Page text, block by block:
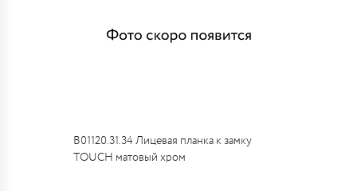
B01120.31.34 Лицевая планка к замку
TOUCH матовый хром